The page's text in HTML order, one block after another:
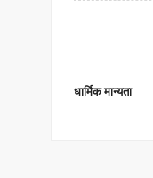
धार्मिक मान्यता